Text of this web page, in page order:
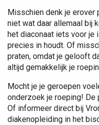
Misschien denk je erover
niet wat daar allemaal bij
het diaconaat iets voor je
precies in houdt. Of
praten, omdat je gelooft
altijd gemakkelijk je
Mocht je je geroepen
onderzoek je roeping! De
Of informeer direct bij
diakenopleiding in het